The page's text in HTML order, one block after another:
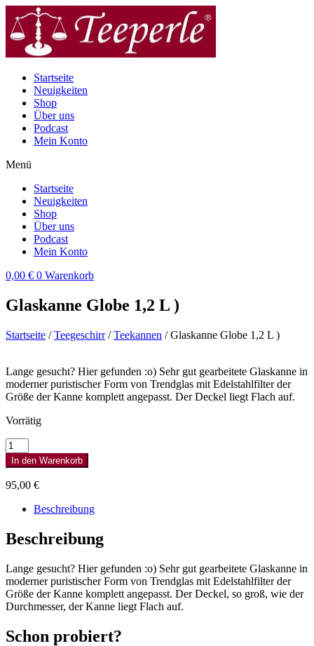
Inhalt
wechseln
Startseite
Neuigkeiten
Shop
Über uns
Podcast
Mein Konto
Menü
Startseite
Neuigkeiten
Shop
Über uns
Podcast
Mein Konto
0,00 € 0 Warenkorb
Glaskanne Globe 1,2 L )
Startseite /Teegeschirr/Teekannen / Glaskanne Globe 1,2 L )
Lange gesucht? Hier gefunden :o) Sehr gut gearbeitete Glaskanne in
moderner puristischer Form von Trendglas mit Edelstahlfilter der
Größe der Kanne komplett angepasst. Der Deckel liegt Flach auf.
Vorrätig
Glaskanne
Globe
1,2
L
Menge
In den Warenkorb
95,00 €
Beschreibung
Beschreibung
Lange gesucht? Hier gefunden :o) Sehr gut gearbeitete Glaskanne in
moderner puristischer Form von Trendglas mit Edelstahlfilter der
Größe der Kanne komplett angepasst. Der Deckel, so groß, wie der
Durchmesser, der Kanne liegt Flach auf.
Schon probiert?